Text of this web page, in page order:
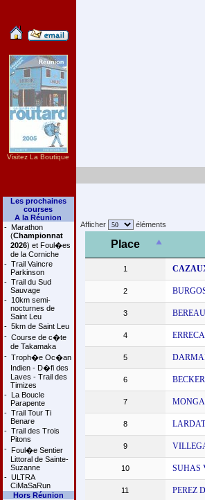
Visitez La Boutique
Les prochaines
courses
A la Réunion
- Marathon
(Championnat
2026) et Foul�es
de la Corniche
- Trail Vaincre
Parkinson
- Trail du Sud
Sauvage
- 10km semi-
nocturnes de
Saint Leu
- 5km de Saint Leu
- Course de c�te
de Takamaka
- Troph�e Oc�an
Indien - D�fi des
Laves - Trail des
Timizes
- La Boucle
Parapente
- Trail Tour Ti
Benare
- Trail des Trois
Pitons
- Foul�e Sentier
Littoral de Sainte-
Suzanne
- ULTRA
CiMaSaRun
Hors Réunion
Afficher éléments
Place
1
2
3
4
5
6
7
8
9
10 SUHAS
11 PEREZ